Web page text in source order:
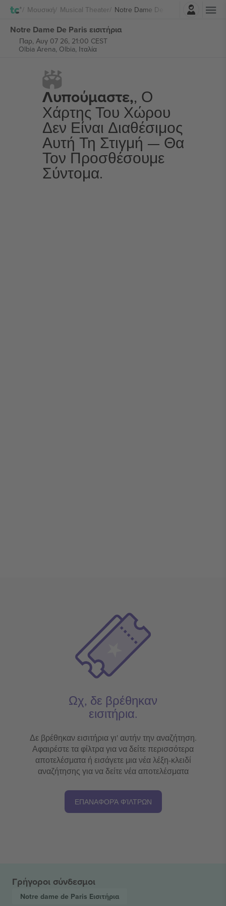
Μουσική Musical Theater Notre Dame De Paris
Σύνδεση
Notre Dame De Paris εισιτήρια
Παρ, Αυγ 07 26, 21:00 CEST
Olbia Arena, Olbia, Ιταλία
Λυπούμαστε,, Ο
Χάρτης Του Χώρου
Δεν Είναι Διαθέσιμος
Αυτή Τη Στιγμή — Θα
Τον Προσθέσουμε
Σύντομα.
Ωχ, δε βρέθηκαν
εισιτήρια.
Δε βρέθηκαν εισιτήρια γι' αυτήν την αναζήτηση.
Αφαιρέστε τα φίλτρα για να δείτε περισσότερα
αποτελέσματα ή εισάγετε μια νέα λέξη-κλειδί
αναζήτησης για να δείτε νέα αποτελέσματα
ΕΠΑΝΑΦΟΡΆ ΦΊΛΤΡΩΝ
Γρήγοροι σύνδεσμοι
Notre dame de Paris Εισιτήρια